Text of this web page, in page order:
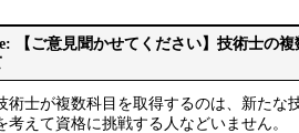
【ご意見聞かせてください】技術士の
術士が複数科目を取得するのは、新た
考えて資格に挑戦する人などいません。